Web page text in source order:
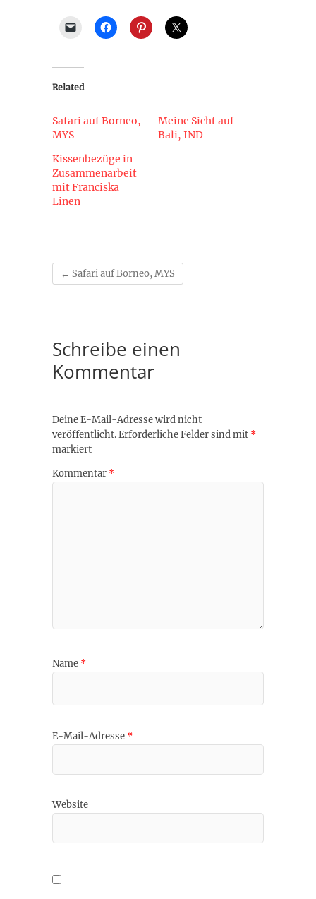
Related
Safari auf Borneo,
MYS
Meine Sicht auf
Bali, IND
Kissenbezüge in
Zusammenarbeit
mit Franciska
Linen
← Safari auf Borneo, MYS
Schreibe einen
Kommentar
Deine E-Mail-Adresse wird nicht
veröffentlicht.Erforderliche Felder sind mit *
markiert
Kommentar *
Name *
E-Mail-Adresse *
Website